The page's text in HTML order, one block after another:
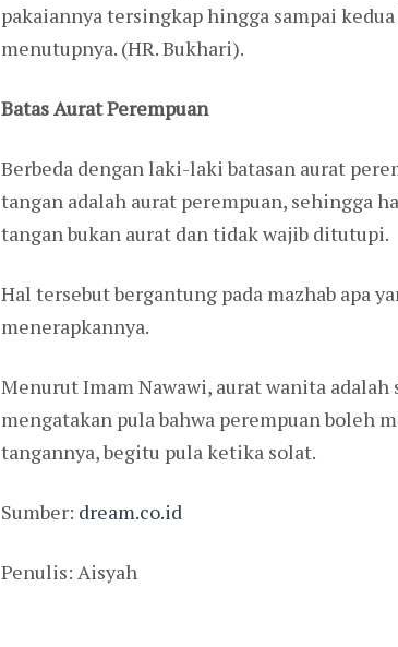
pakaiannya tersingkap hingga sampai
menutupnya. (HR. Bukhari).
Batas Aurat Perempuan
Berbeda dengan laki-laki batasan aurat
tangan adalah aurat perempuan, sehingga
tangan bukan aurat dan tidak wajib ditutupi.
Hal tersebut bergantung pada mazhab apa
menerapkannya.
Menurut Imam Nawawi, aurat wanita
mengatakan pula bahwa perempuan boleh
tangannya, begitu pula ketika solat.
Sumber: dream.co.id
Penulis: Aisyah